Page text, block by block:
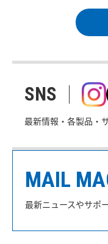
SNS
最新情報・各製品・
MAIL
最新ニュースやサポ